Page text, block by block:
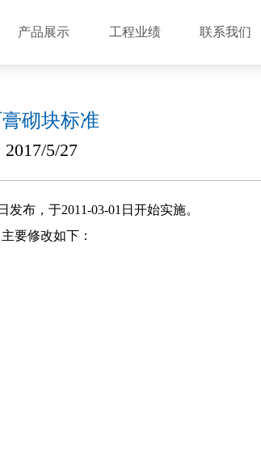
产品展示 工程业绩 联系我们
砌块标准
2017/5/27
布，于2011-03-01日开始实施。
要修改如下：